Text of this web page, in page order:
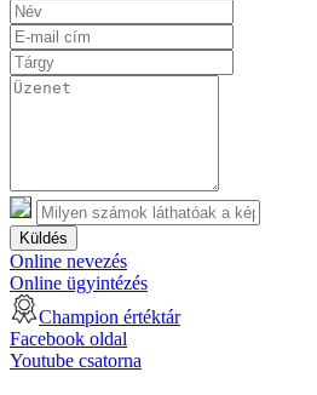
Küldés
Online nevezés
Online ügyintézés
Champion értéktár
Facebook oldal
Youtube csatorna